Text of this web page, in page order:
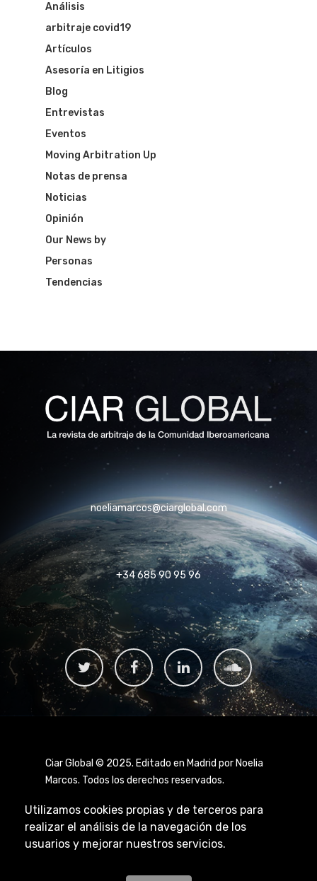
Utilizamos cookies propias y de terceros para
realizar el análisis de la navegación de los
usuarios y mejorar nuestros servicios.
Análisis
arbitraje covid19
Artículos
Asesoría en Litigios
Blog
Entrevistas
Eventos
Moving Arbitration Up
Notas de prensa
Noticias
Opinión
Our News by
Personas
Tendencias
noeliamarcos@ciarglobal.com
+34 685 90 95 96
Ciar Global © 2025. Editado en Madrid por Noelia
Marcos. Todos los derechos reservados.
Aviso Legal|Política de Privacidad|Política de